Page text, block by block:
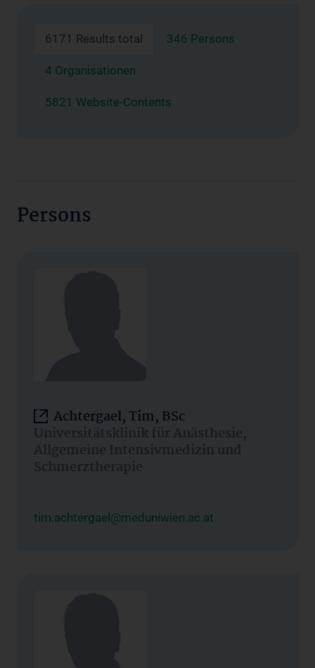
6171 Results total 346 Persons
4 Organisationen
5821 Website-Contents
Persons
Achtergael, Tim, BSc
Universitätsklinik für Anästhesie,
Allgemeine Intensivmedizin und
Schmerztherapie
tim.achtergael@meduniwien.ac.at